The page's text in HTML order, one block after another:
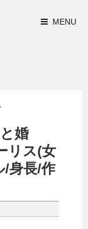
MENU
婚
リス(女
/身長/作